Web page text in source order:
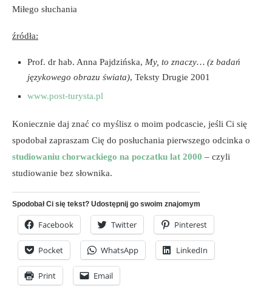
Miłego słuchania
źródła:
Prof. dr hab. Anna Pajdzińska, My, to znaczy… (z badań
językowego obrazu świata), Teksty Drugie 2001
www.post-turysta.pl
Koniecznie daj znać co myślisz o moim podcascie, jeśli Ci się
spodobał zapraszam Cię do posłuchania pierwszego odcinka o
studiowaniu chorwackiego na poczatku lat 2000 – czyli
studiowanie bez słownika.
Spodobał Ci się tekst? Udostępnij go swoim znajomym
Facebook Twitter Pinterest
Pocket WhatsApp LinkedIn
Print Email